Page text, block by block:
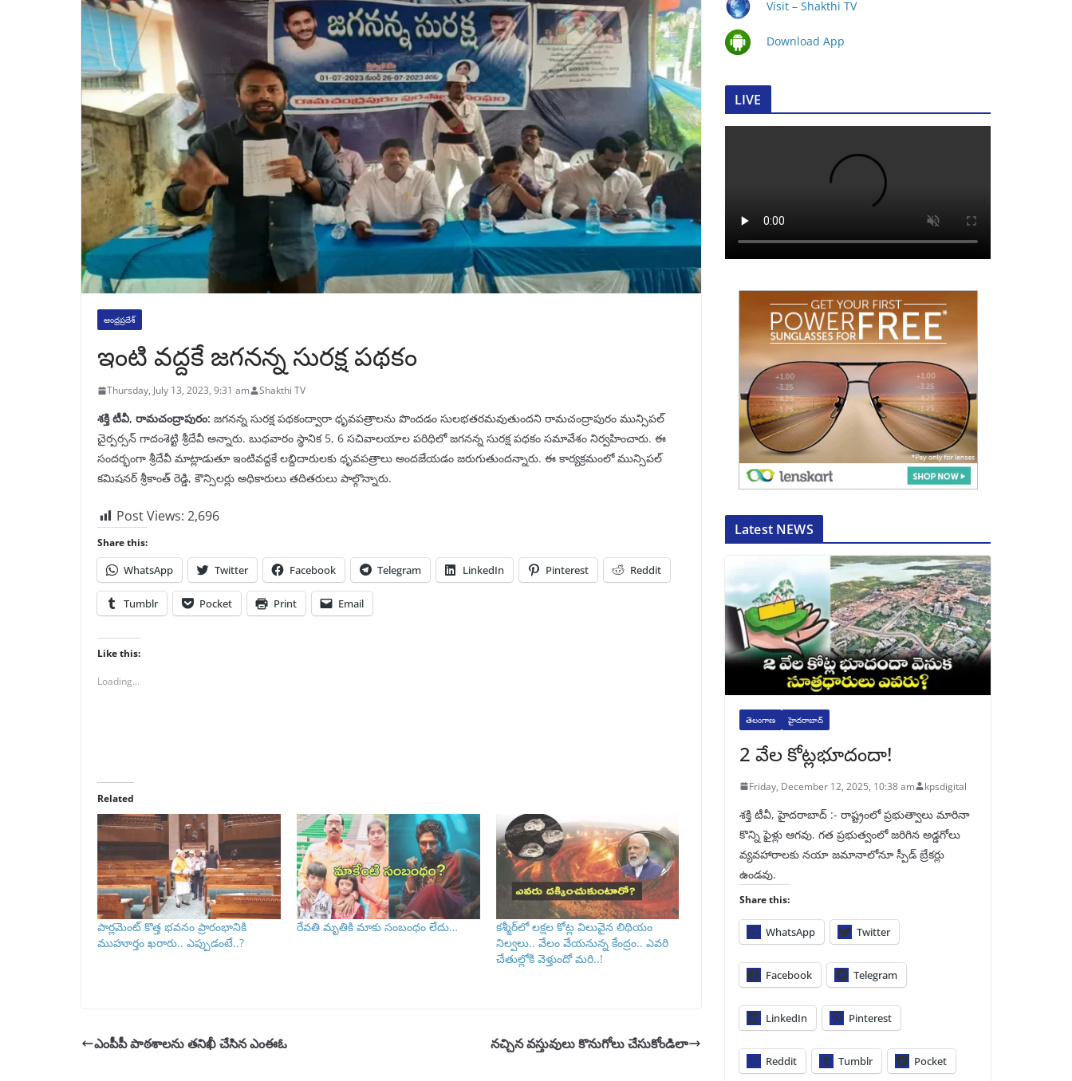
ఆంధ్రప్రదేశ్
ఇంటి వద్దకే జగనన్న సురక్ష పథకం
Thursday, July 13, 2023, 9:31 am Shakthi TV
శక్తి టీవీ, రామ‌చంద్రాపురం: జగనన్న సురక్ష పథకంద్వారా ధృవపత్రాలను పొందడం సులభతరమవుతుందని రామచంద్రాపురం మున్సిపల్
చైర్పర్సన్ గాదంశెట్టి శ్రీదేవీ అన్నారు. బుధవారం స్థానిక 5, 6 సచివాలయాల పరిధిలో జగనన్న సురక్ష పధకం సమావేశం నిర్వహించారు. ఈ
సందర్భంగా శ్రీదేవీ మాట్లాడుతూ ఇంటివద్దకే లబ్దిదారులకు ధృవపత్రాలు అందజేయడం జరుగుతుందన్నారు. ఈ కార్యక్రమంలో మున్సిపల్
కమిషనర్ శ్రీకాంత్ రెడ్డి, కౌన్సిలర్లు అధికారులు తదితరులు పాల్గొన్నారు.
Post Views: 2,696
Share this:
WhatsApp Twitter Facebook Telegram LinkedIn Pinterest Reddit
Tumblr Pocket Print Email
Like this:
Loading...
Related
పార్లమెంట్ కొత్త భవనం ప్రారంభానికి
ముహూర్తం ఖరారు.. ఎప్పుడంటే..?
రేవతి మృ‌తికి మాకు సంబంధం లేదు…
కశ్మీర్‌లో లక్షల కోట్ల విలువైన లిథియం
నిల్వలు.. వేలం వేయనున్న కేంద్రం.. ఎవరి
చేతుల్లోకి వెళ్తుందో మరి..!
ఎంపీపీ పాఠశాలను తనిఖీ చేసిన ఎంఈఓ నచ్చిన వస్తువులు కొనుగోలు చేసుకోండిలా
Visit – Shakthi TV
Download App
LIVE
Latest NEWS
తెలంగాణ హైదరాబాద్
2 వేల కోట్లభూదందా!
Friday, December 12, 2025, 10:38 am kpsdigital
శక్తి టీవీ, హైదరాబాద్‌ :- రాష్ట్రంలో ప్రభుత్వాలు మారినా
కొన్ని ఫైళ్లు ఆగవు. గత ప్రభుత్వంలో జరిగిన అడ్డగోలు
వ్యవహారాలకు నయా జమానాలోనూ స్పీడ్‌ బ్రేకర్లు
ఉండవు.
Share this:
WhatsApp Twitter
Facebook Telegram
LinkedIn Pinterest
Reddit Tumblr Pocket